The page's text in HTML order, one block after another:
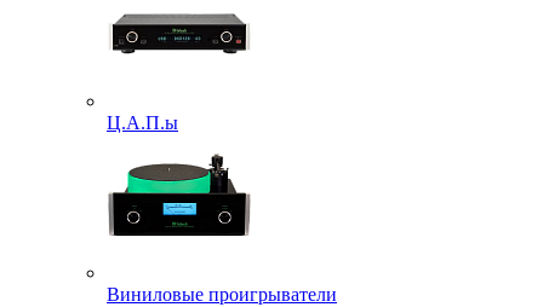
Ц.А.П.ы
Виниловые проигрыватели